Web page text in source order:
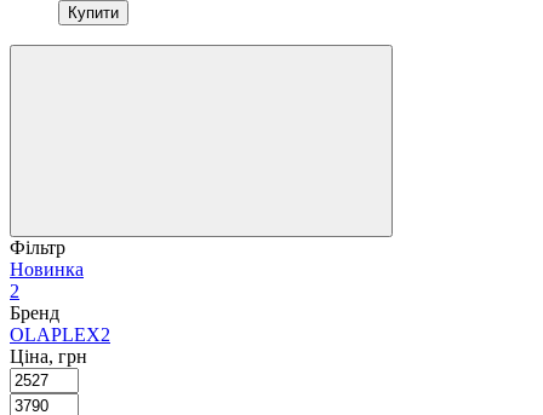
Купити
Фільтр
Новинка
2
Бренд
OLAPLEX2
Ціна, грн